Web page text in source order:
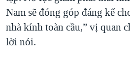
Nam sẽ đóng góp đáng kể
nhà kính toàn cầu,” vị quan
lời nói.